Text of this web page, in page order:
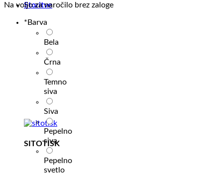
Storitve
SITOTISK
Na voljo za naročilo brez zaloge
* Barva
Bela
Črna
Temno
siva
Siva
Pepelno
siva
Pepelno
svetlo